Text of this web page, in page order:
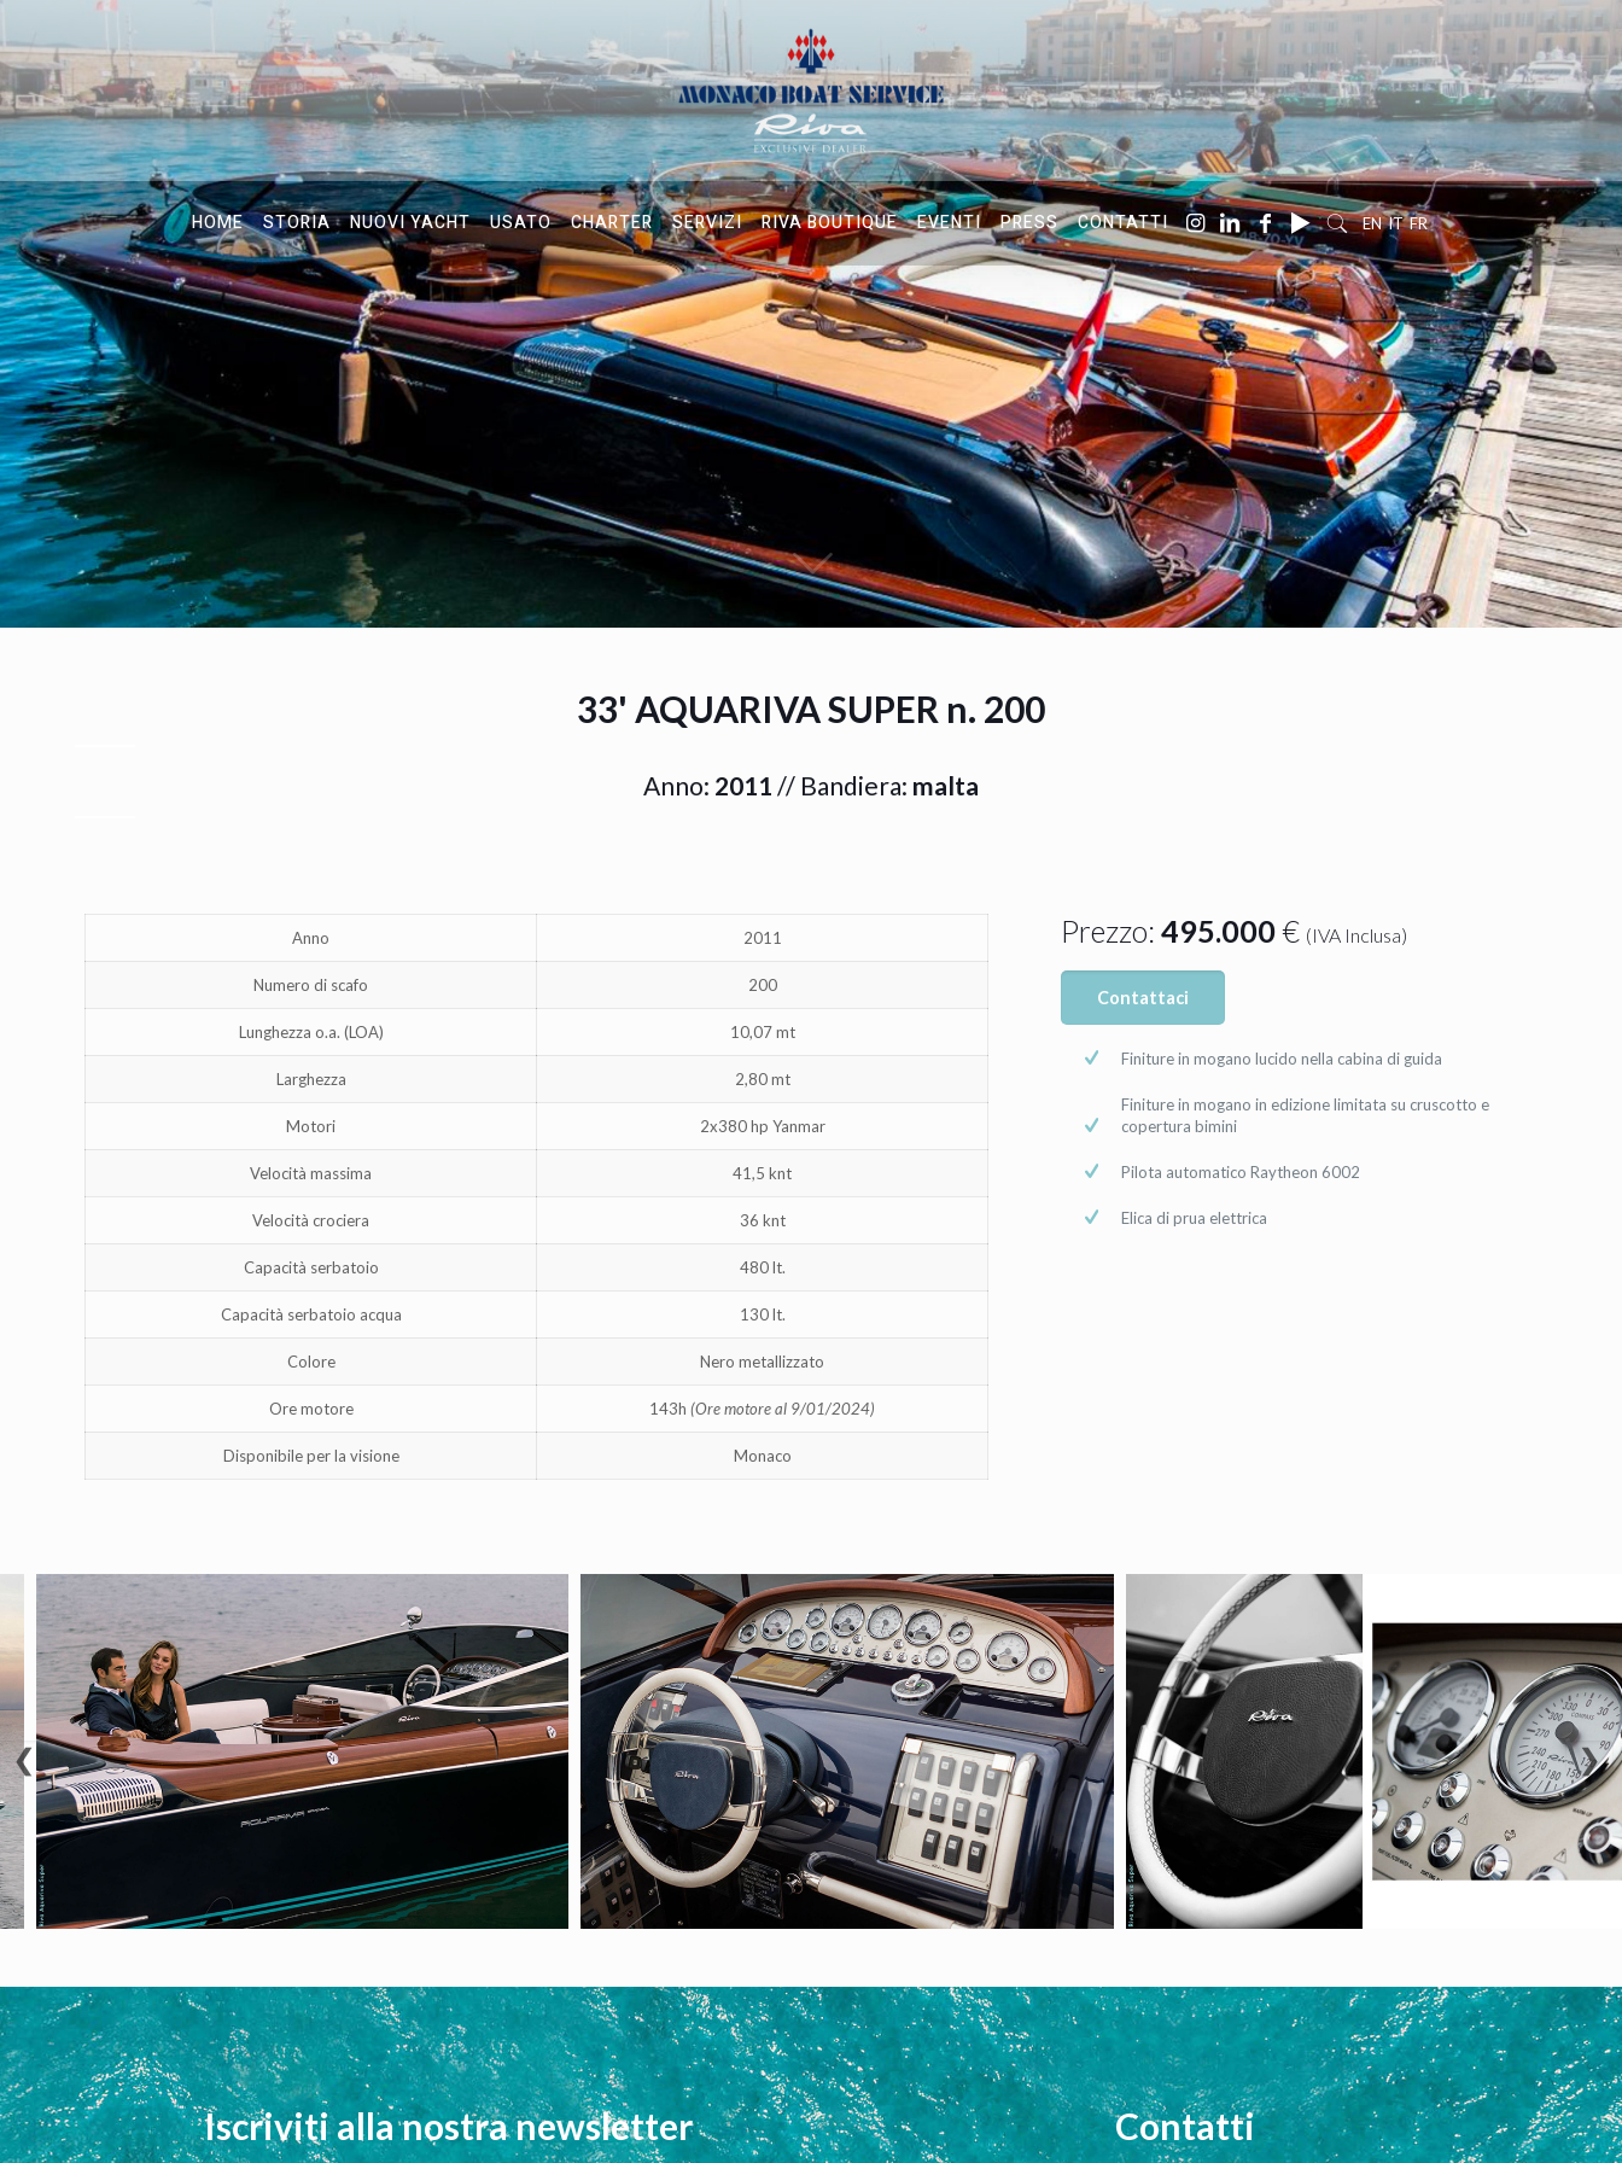
HOME STORIA NUOVI YACHT USATO CHARTER SERVIZI RIVA BOUTIQUE EVENTI PRESS CONTATTI EN IT FR
33' AQUARIVA SUPER n. 200
Anno: 2011 // Bandiera: malta
Anno 2011
Numero di scafo 200
Lunghezza o.a. (LOA) 10,07 mt
Larghezza 2,80 mt
Motori 2x380 hp Yanmar
Velocità massima 41,5 knt
Velocità crociera 36 knt
Capacità serbatoio 480 lt.
Capacità serbatoio acqua 130 lt.
Colore Nero metallizzato
Ore motore 143h(Ore motore al 9/01/2024)
Disponibile per la visione Monaco
Prezzo:495.000€ (IVA Inclusa)
Contattaci
Finiture in mogano lucido nella cabina di guida
Finiture in mogano in edizione limitata su cruscotto e
copertura bimini
Pilota automatico Raytheon 6002
Elica di prua elettrica
❮ ❯
Iscriviti alla nostra newsletter Contatti